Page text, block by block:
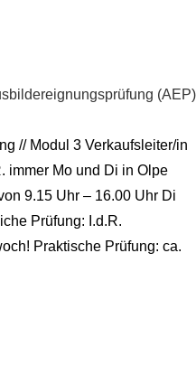
(AEP)
// Modul 3 Verkaufsleiter/in
immer Mo und Di in Olpe
9.15 Uhr – 16.00 Uhr Di
Prüfung: I.d.R.
Praktische Prüfung: ca.